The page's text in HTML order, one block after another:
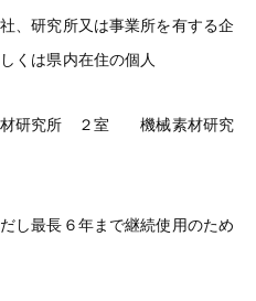
研究所又は事業所を有する企
くは県内在住の個人
研究所 ２室 機械素材研究
最長６年まで継続使用のため